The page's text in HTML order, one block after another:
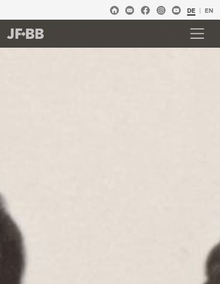
DE EN